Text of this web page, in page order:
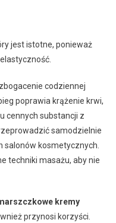
jest istotne, ponieważ
codziennej
poprawia krążenie krwi,
cennych substancji z
samodzielnie
kosmetycznych.
techniki masażu, aby nie
kremy
przynosi korzyści.